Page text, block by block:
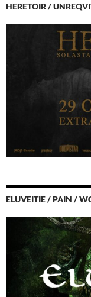
HERETOIR /
ELUVEITIE / PAIN /